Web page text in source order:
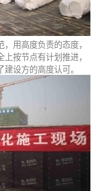
用高度负责的态度，
按节点有计划推进，
设方的高度认可。